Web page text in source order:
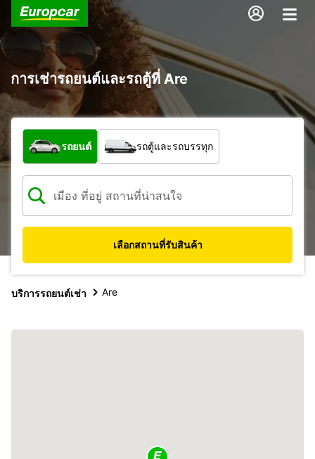
การเช่ารถยนต์และรถตู้ที่ Are
รถประเภทใด
รถยนต์ รถตู้และรถบรรทุก
เลือกสถานที่รับสินค้า
บริการรถยนต์เช่า Are